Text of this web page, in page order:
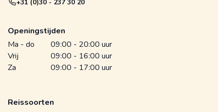
+31 (0)30 - 237 30 20
Openingstijden
Ma - do
09:00 - 20:00 uur
Vrij
09:00 - 16:00 uur
Za
09:00 - 17:00 uur
Reissoorten